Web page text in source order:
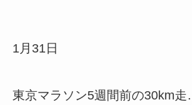
1月31日
東京マラソン5週間前の30km